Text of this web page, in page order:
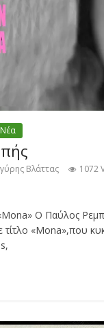
Βλάττας 1072
Ο Παύλος
τίτλο «Mona»,που